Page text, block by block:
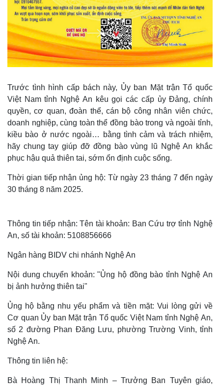
Thế giới
Quan sát
Cuộc sống đó đây
Hồ sơ
Multimedia
Video
Ảnh
Trước tình hình cấp bách này, Ủy ban Mặt trận Tổ quốc
Việt Nam tỉnh Nghệ An kêu gọi các cấp ủy Đảng, chính
quyền, cơ quan, đoàn thể, cán bộ công nhân viên chức,
doanh nghiệp, cùng toàn thể đồng bào trong và ngoài tỉnh,
kiều bào ở nước ngoài… bằng tình cảm và trách nhiệm,
hãy chung tay giúp đỡ đồng bào vùng lũ Nghệ An khắc
phục hậu quả thiên tai, sớm ổn định cuộc sống.
Thời gian tiếp nhận ủng hộ: Từ ngày 23 tháng 7 đến ngày
30 tháng 8 năm 2025.
Thông tin tiếp nhận: Tên tài khoản: Ban Cứu trợ tỉnh Nghệ
An, số tài khoản: 5108856666
Ngân hàng BIDV chi nhánh Nghệ An
Nội dung chuyển khoản: "Ủng hộ đồng bào tỉnh Nghệ An
bị ảnh hưởng thiên tai"
Ủng hộ bằng nhu yếu phẩm và tiền mặt: Vui lòng gửi về
Cơ quan Ủy ban Mặt trận Tổ quốc Việt Nam tỉnh Nghệ An,
số 2 đường Phan Đăng Lưu, phường Trường Vinh, tỉnh
Nghệ An.
Thông tin liên hệ:
Bà Hoàng Thị Thanh Minh – Trưởng Ban Tuyên giáo,